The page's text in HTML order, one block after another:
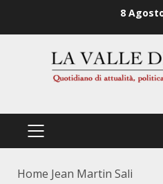
8
PRIMÄRES
Home Jean Martin Sali